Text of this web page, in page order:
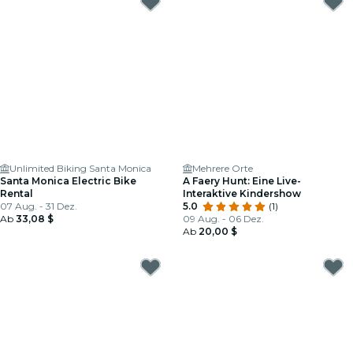
Unlimited Biking Santa Monica
Santa Monica Electric Bike
Rental
07 Aug. - 31 Dez.
Ab 33,08 $
Mehrere Orte
A Faery Hunt: Eine Live-
Interaktive Kindershow
5.0
(1)
09 Aug. - 06 Dez.
Ab 20,00 $